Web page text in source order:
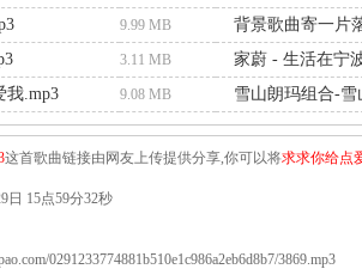
9.99 MB
背景歌曲寄一片
3.11 MB
家蔚 - 生活在宁
我.mp3
9.08 MB 雪山朗玛组合-雪
这首歌曲链接由网友上传提供分享,你可以将求求你给点
日 15点59分32秒
0291233774881b510e1c986a2eb6d8b7/3869.mp3